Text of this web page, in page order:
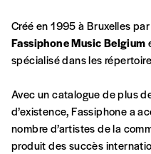
CONNEXION
Mot de passe oublié?
vous
Le prix libre est un
par l’acheteur d’un
qu’il estime juste.
activités et
d’affirmer notre
Créé en 1995 à Bruxelles
Fassiphone Music Belgium
spécialisé dans les
Avec un catalogue de plus
d’existence, Fassiphone a
nombre d’artistes de la
produit des succès